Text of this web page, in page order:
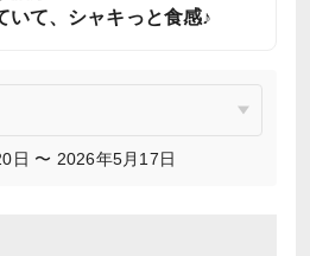
いて、シャキっと食感♪
日 〜 2026年5月17日